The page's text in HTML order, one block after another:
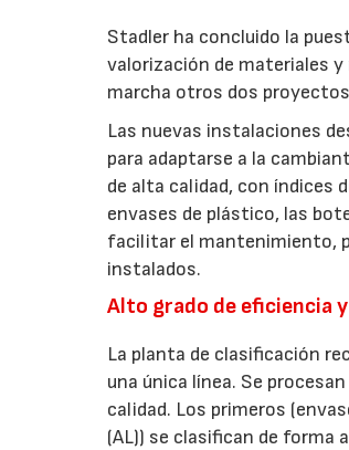
Stadler ha concluido la
valorización de materiales
marcha otros dos
Las nuevas instalaciones
para adaptarse a la
de alta calidad, con índices
envases de plástico, las
facilitar el mantenimiento,
instalados.
Alto grado de eficiencia
La planta de clasificación
una única línea. Se
calidad. Los primeros
(AL)) se clasifican de forma